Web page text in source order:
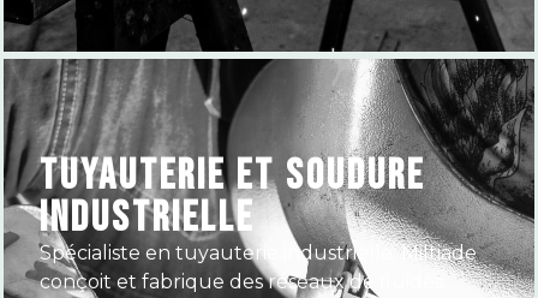
TUYAUTERIE ET SOUDURE
INDUSTRIELLE
Spécialiste en tuyauterie industrielle, Miltiade
conçoit et fabrique des réseaux de fluides